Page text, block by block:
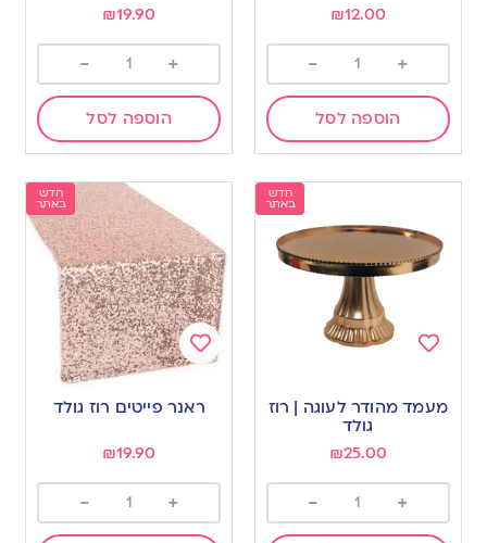
₪12.00
+
-
הוספה לסל
₪19.90
+
-
הוספה לסל
חדש
באתר
to
מעמד מהודר לעוגה | רוז
גולד
₪25.00
+
-
חדש
באתר
ראנר פייטים רוז גולד
₪19.90
+
-